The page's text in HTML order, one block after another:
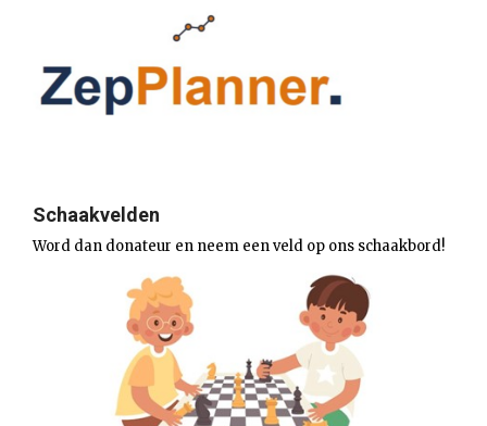
Schaakvelden
Word dan donateur en neem een veld op ons schaakbord!